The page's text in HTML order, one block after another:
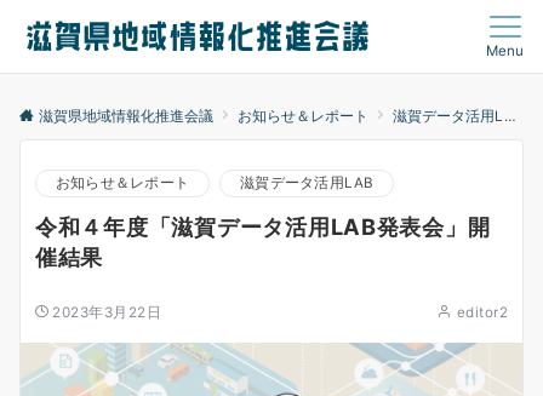
Menu
滋賀県地域情報化推進会議 お知らせ＆レポート 滋賀データ活用LAB
お知らせ＆レポート 滋賀データ活用LAB
令和４年度「滋賀データ活用LAB発表会」開
催結果
2023年3月22日 editor2